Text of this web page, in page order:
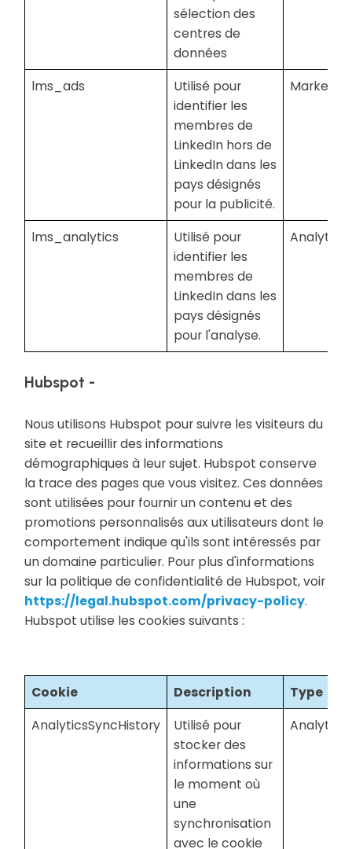
sélection des
centres de
données
lms_ads
Utilisé pour
identifier les
membres de
LinkedIn hors de
LinkedIn dans les
pays désignés
pour la publicité.
Marketing
lms_analytics
Utilisé pour
identifier les
membres de
LinkedIn dans les
pays désignés
pour l'analyse.
Hubspot -
Nous utilisons Hubspot pour suivre les visiteurs du
site et recueillir des informations
démographiques à leur sujet. Hubspot conserve
la trace des pages que vous visitez. Ces données
sont utilisées pour fournir un contenu et des
promotions personnalisés aux utilisateurs dont le
comportement indique qu'ils sont intéressés par
un domaine particulier. Pour plus d'informations
sur la politique de confidentialité de Hubspot, voir
https://legal.hubspot.com/privacy-policy.
Hubspot utilise les cookies suivants :
Cookie Description
Type
AnalyticsSyncHistory
Utilisé pour
stocker des
informations sur
le moment où
une
synchronisation
avec le cookie